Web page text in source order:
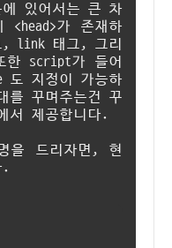
있어서는 큰 차
<head>가 존재하
, link 태그, 그리
script가 들어
지정이 가능하
를 꾸며주는건 꾸
서 제공합니다.
.